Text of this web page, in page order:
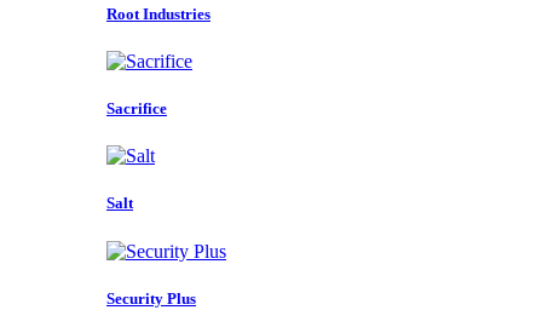
Root Industries
Sacrifice
Salt
Security Plus